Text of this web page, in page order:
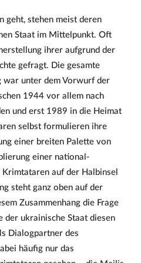
geht, stehen meist deren
Staat im Mittelpunkt. Oft
ihrer aufgrund der
gefragt. Die gesamte
war unter dem Vorwurf der
1944 vor allem nach
und erst 1989 in die Heimat
selbst formulieren ihre
einer breiten Palette von
einer national-
auf der Halbinsel
steht ganz oben auf der
Zusammenhang die Frage
ukrainische Staat diesen
Dialogpartner des
häufig nur das